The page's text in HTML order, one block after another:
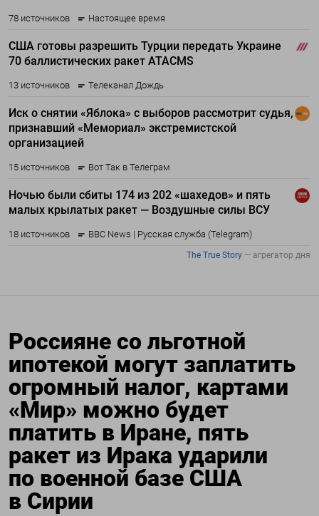
Россияне со льготной
ипотекой могут заплатить
огромный налог, картами
«Мир» можно будет
платить в Иране, пять
ракет из Ирака ударили
по военной базе США
в Сирии